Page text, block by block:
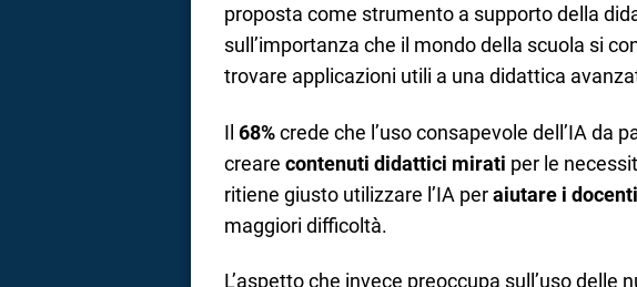
proposta come strumento a supporto della
sull’importanza che il mondo della scuola si
trovare applicazioni utili a una didattica
Il 68%crede che l’uso consapevole dell’IA da
creare contenuti didattici mirati per le
ritiene giusto utilizzare l’IA peraiutare i docenti
maggiori difficoltà.
L’aspetto che invece preoccupa sull’uso delle